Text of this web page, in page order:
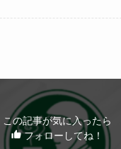
この記事が気に入ったら
フォローしてね！